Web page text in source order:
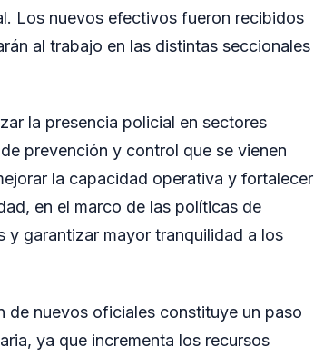
Los nuevos efectivos fueron recibidos
al trabajo en las distintas seccionales
la presencia policial en sectores
prevención y control que se vienen
la capacidad operativa y fortalecer
en el marco de las políticas de
y garantizar mayor tranquilidad a los
de nuevos oficiales constituye un paso
ya que incrementa los recursos